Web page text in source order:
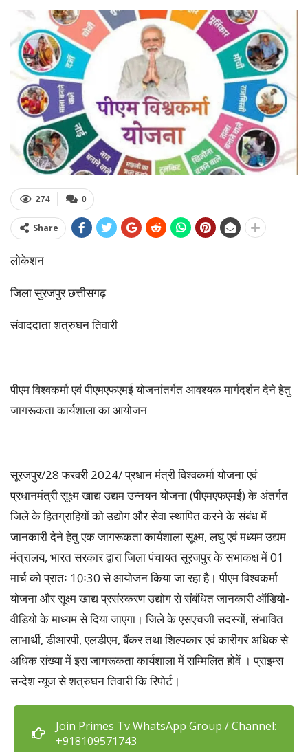
0
274
Share
लोकेशन
जिला सुरजपुर छत्तीसगढ़
संवाददाता शत्रुघन तिवारी
पीएम विश्वकर्मा एवं पीएमएफएमई योजनांतर्गत आवश्यक मार्गदर्शन देने हेतु
जागरूकता कार्यशाला का आयोजन
सूरजपुर/28 फरवरी 2024/ प्रधान मंत्री विश्वकर्मा योजना एवं
प्रधानमंत्री सूक्ष्म खाद्य उद्यम उन्नयन योजना (पीएमएफएमई) के अंतर्गत
जिले के हितग्राहियों को उद्योग और सेवा स्थापित करने के संबंध में
जानकारी देने हेतु एक जागरूकता कार्यशाला सूक्ष्म, लघु एवं मध्यम उद्यम
मंत्रालय, भारत सरकार द्वारा जिला पंचायत सूरजपुर के सभाकक्ष में 01
मार्च को प्रातः 10ः30 से आयोजन किया जा रहा है। पीएम विश्वकर्मा
योजना और सूक्ष्म खाद्य प्रसंस्करण उद्योग से संबंधित जानकारी ऑडियो-
वीडियो के माध्यम से दिया जाएगा। जिले के एसएचजी सदस्यों, संभावित
लाभार्थी, डीआरपी, एलडीएम, बैंकर तथा शिल्पकार एवं कारीगर अधिक से
अधिक संख्या में इस जागरूकता कार्यशाला में सम्मिलित होवें । प्राइम्स
सन्देश न्यूज से शत्रुघन तिवारी कि रिपोर्ट।
Join Primes Tv WhatsApp Group / Channel:
+918109571743